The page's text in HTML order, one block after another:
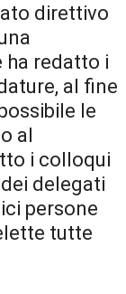
direttivo
ha redatto i
al fine
le
al
i colloqui
delegati
persone
tutte